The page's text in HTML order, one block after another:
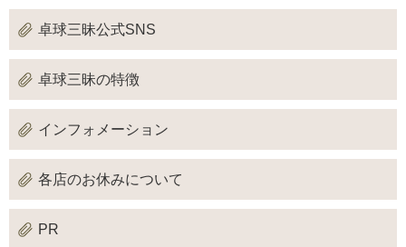
卓球三昧公式SNS
卓球三昧の特徴
インフォメーション
各店のお休みについて
PR